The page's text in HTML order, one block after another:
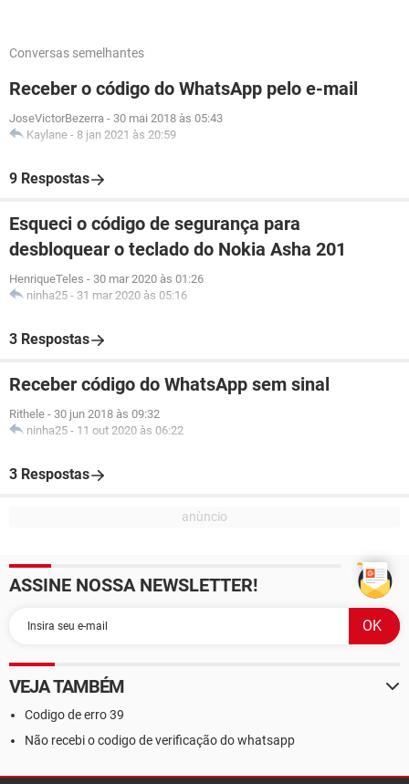
Conversas semelhantes
Receber o código do WhatsApp pelo e-mail
JoseVictorBezerra - 30 mai 2018 às 05:43
Kaylane - 8 jan 2021 às 20:59
9 Respostas
Esqueci o código de segurança para
desbloquear o teclado do Nokia Asha 201
HenriqueTeles - 30 mar 2020 às 01:26
ninha25 - 31 mar 2020 às 05:16
3 Respostas
Receber código do WhatsApp sem sinal
Rithele - 30 jun 2018 às 09:32
ninha25 - 11 out 2020 às 06:22
3 Respostas
ASSINE NOSSA NEWSLETTER!
VEJA TAMBÉM
Codigo de erro 39
Não recebi o codigo de verificação do whatsapp